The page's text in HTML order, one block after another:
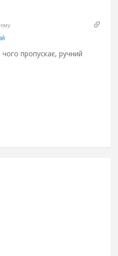
пропускає, ручний